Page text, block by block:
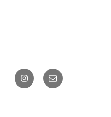
InstagramEmail